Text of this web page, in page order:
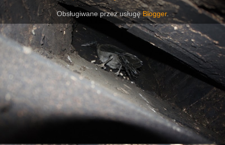
Obsługiwane przez usługęBlogger.